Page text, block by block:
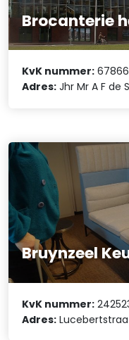
Brocanterie
KvK nummer:
Adres: Jhr Mr A F de
Bruynzeel
KvK nummer:
Adres: